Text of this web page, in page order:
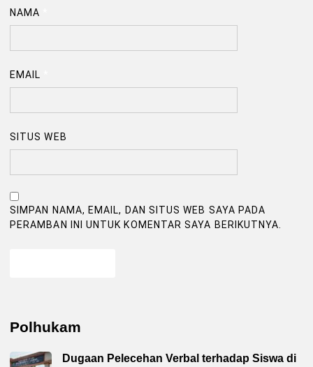
NAMA
EMAIL
SITUS WEB
SIMPAN NAMA, EMAIL, DAN SITUS WEB SAYA PADA
PERAMBAN INI UNTUK KOMENTAR SAYA BERIKUTNYA.
Polhukam
Dugaan Pelecehan Verbal terhadap Siswa di